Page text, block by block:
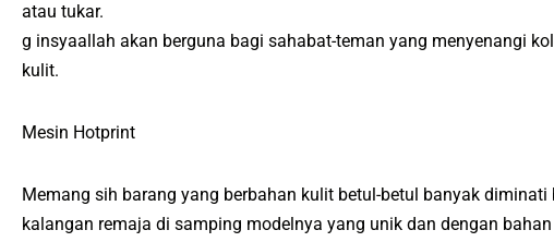
atau tukar.
g insyaallah akan berguna bagi sahabat-teman yang menyenangi
kulit.
Mesin Hotprint
Memang sih barang yang berbahan kulit betul-betul banyak
kalangan remaja di samping modelnya yang unik dan dengan